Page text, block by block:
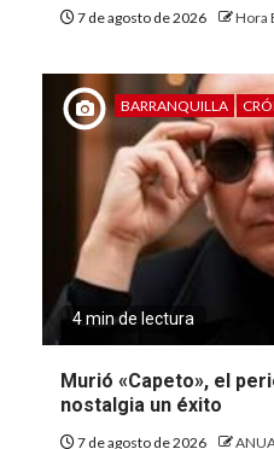
7 de agosto de 2026 Hora
BARRANQUILLA
4 min de lectura
Murió «Capeto», el
nostalgia un éxito
7 de agosto de 2026